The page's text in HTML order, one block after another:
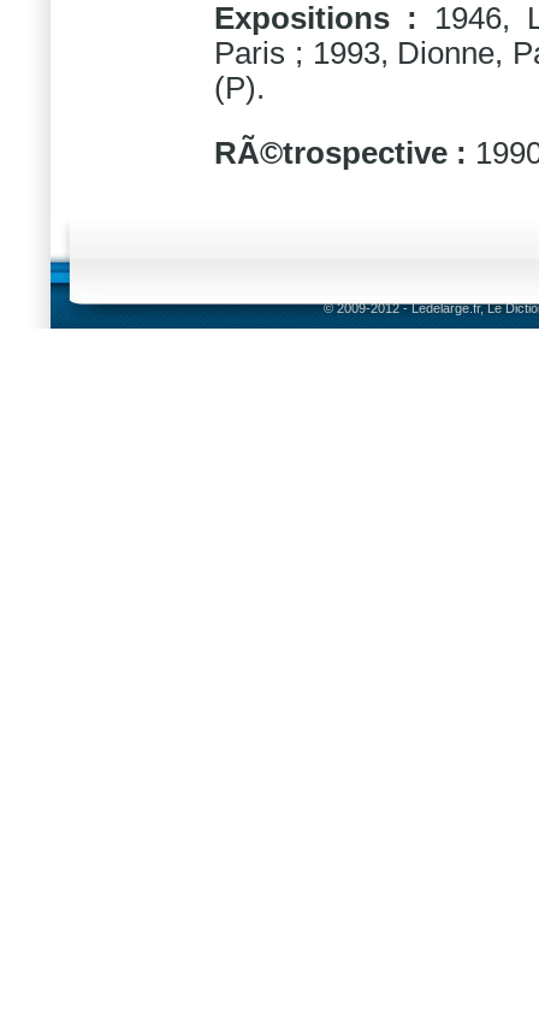
Expositions : 1946,
Paris ; 1993, Dionne,
(P).
RÃ©trospective :
© 2009-2012 - Ledelarge.fr, Le